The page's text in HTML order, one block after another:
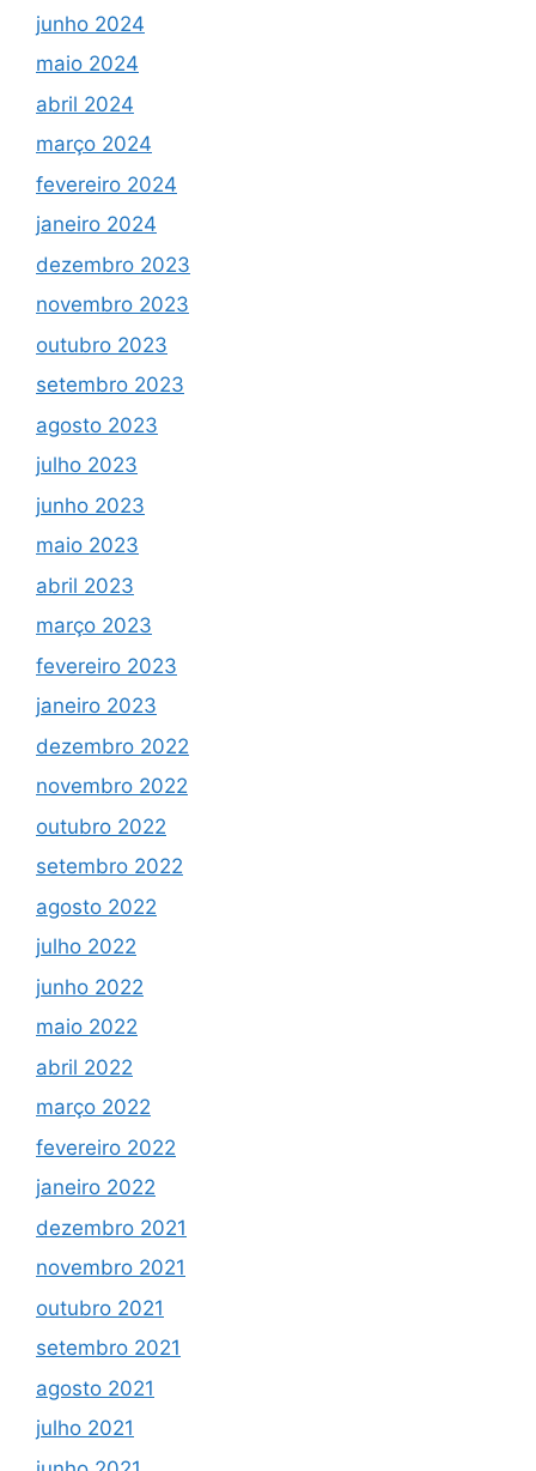
junho 2024
maio 2024
abril 2024
março 2024
fevereiro 2024
janeiro 2024
dezembro 2023
novembro 2023
outubro 2023
setembro 2023
agosto 2023
julho 2023
junho 2023
maio 2023
abril 2023
março 2023
fevereiro 2023
janeiro 2023
dezembro 2022
novembro 2022
outubro 2022
setembro 2022
agosto 2022
julho 2022
junho 2022
maio 2022
abril 2022
março 2022
fevereiro 2022
janeiro 2022
dezembro 2021
novembro 2021
outubro 2021
setembro 2021
agosto 2021
julho 2021